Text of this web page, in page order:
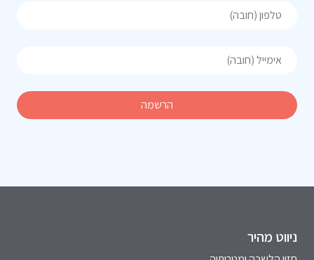
ניווט מהיר